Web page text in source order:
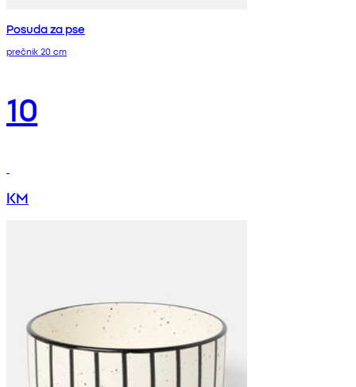
Posuda za pse
prečnik 20 cm
10
KM